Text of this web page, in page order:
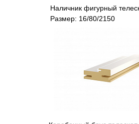
Наличник фигурный
Размер: 16/80/2150